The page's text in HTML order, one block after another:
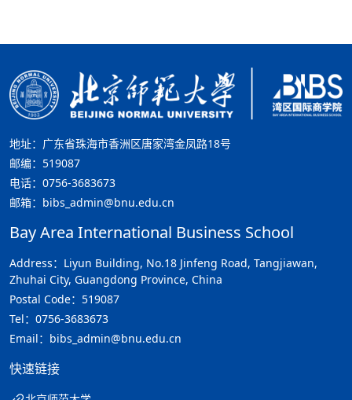
地址：广东省珠海市香洲区唐家湾金凤路18号
邮编：519087
电话：0756-3683673
邮箱：bibs_admin@bnu.edu.cn
Bay Area International Business School
Address：Liyun Building, No.18 Jinfeng Road, Tangjiawan,
Zhuhai City, Guangdong Province, China
Postal Code：519087
Tel：0756-3683673
Email：bibs_admin@bnu.edu.cn
快速链接